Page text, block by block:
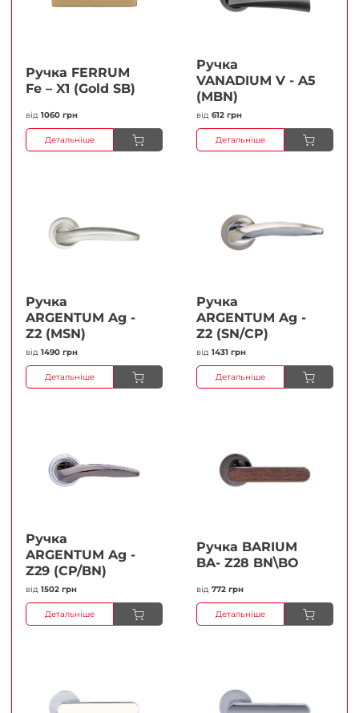
Ручка FERRUМ
Fe – X1 (Gold SB)
від 1060 грн
Детальніше
Ручка
VANADIUM V - A5
(MBN)
від 612 грн
Детальніше
Ручка
ARGENTUM Ag -
Z2 (MSN)
від 1490 грн
Детальніше
Ручка
ARGENTUM Ag -
Z2 (SN/CP)
від 1431 грн
Детальніше
Ручка
ARGENTUM Ag -
Z29 (CP/BN)
від 1502 грн
Детальніше
Ручка BARIUM
BA- Z28 BN\BO
від 772 грн
Детальніше